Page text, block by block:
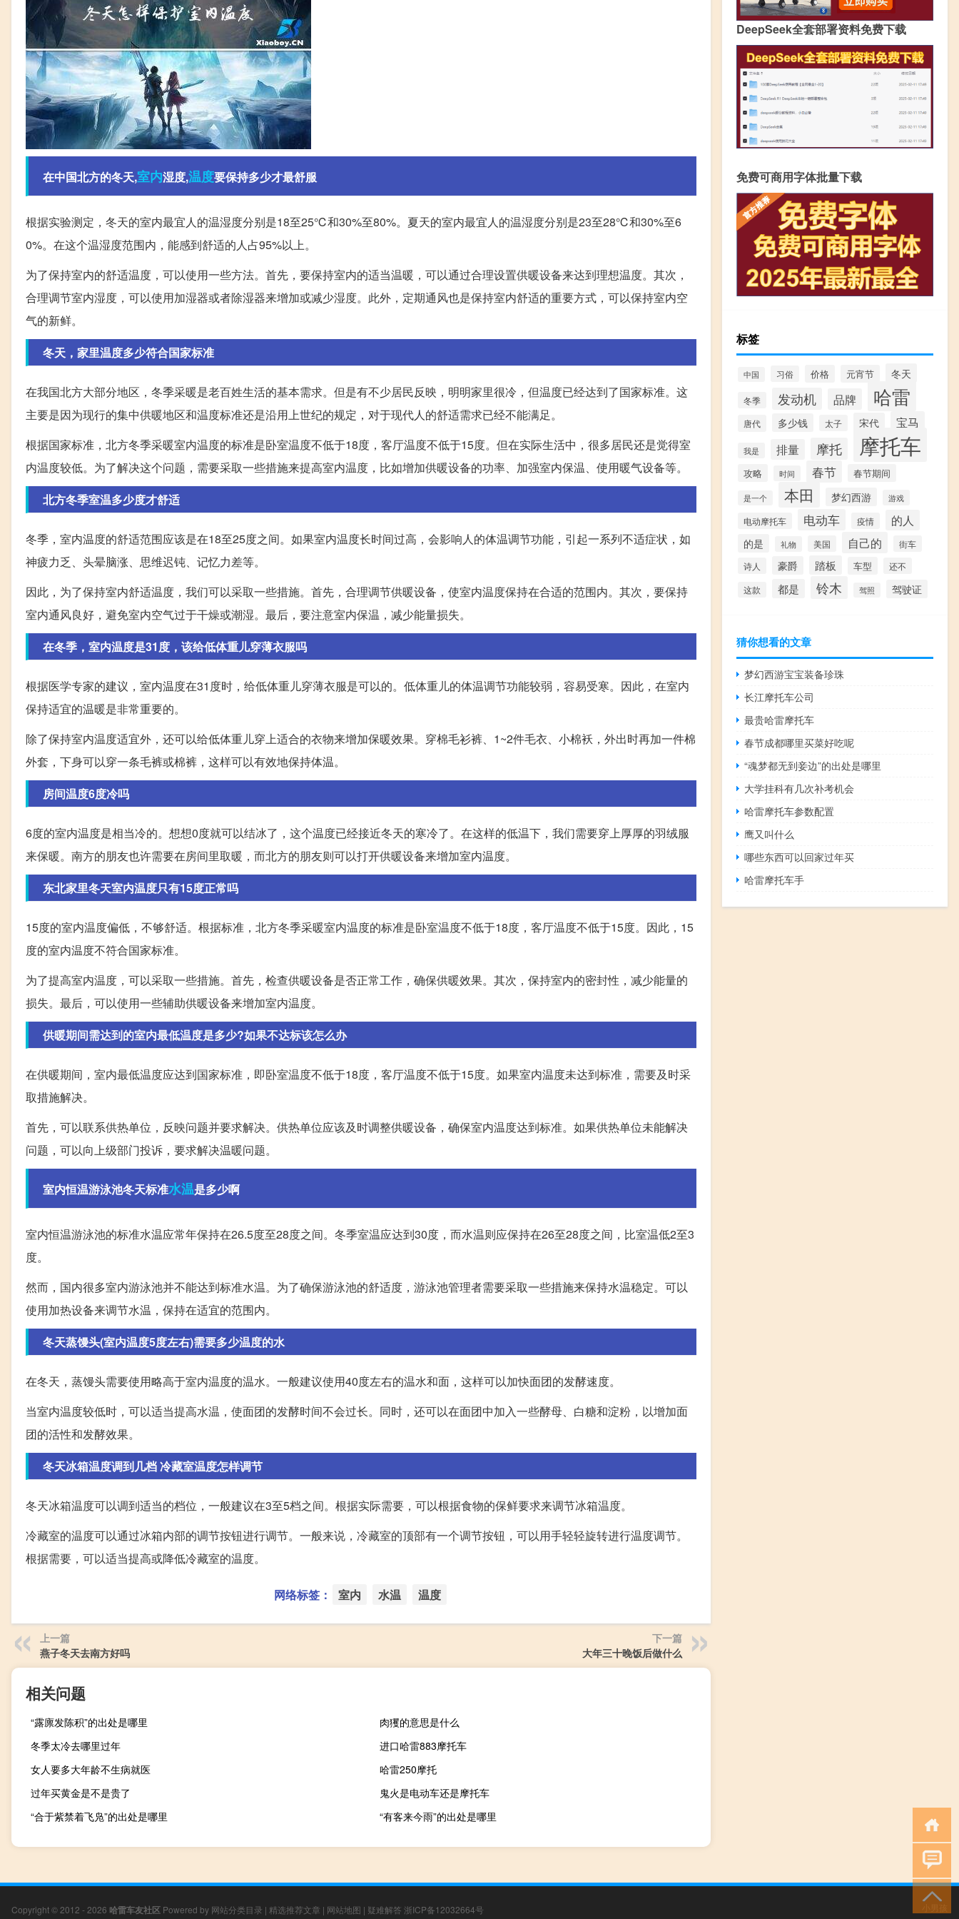
在中国北方的冬天,室内湿度,温度要保持多少才最舒服
根据实验测定，冬天的室内最宜人的温湿度分别是18至25℃和30%至80%。夏天的室内最宜人的温湿度分别是23至28℃和30%至6
0%。在这个温湿度范围内，能感到舒适的人占95%以上。
为了保持室内的舒适温度，可以使用一些方法。首先，要保持室内的适当温暖，可以通过合理设置供暖设备来达到理想温度。其次，
合理调节室内湿度，可以使用加湿器或者除湿器来增加或减少湿度。此外，定期通风也是保持室内舒适的重要方式，可以保持室内空
气的新鲜。
冬天，家里温度多少符合国家标准
在我国北方大部分地区，冬季采暖是老百姓生活的基本需求。但是有不少居民反映，明明家里很冷，但温度已经达到了国家标准。这
主要是因为现行的集中供暖地区和温度标准还是沿用上世纪的规定，对于现代人的舒适需求已经不能满足。
根据国家标准，北方冬季采暖室内温度的标准是卧室温度不低于18度，客厅温度不低于15度。但在实际生活中，很多居民还是觉得室
内温度较低。为了解决这个问题，需要采取一些措施来提高室内温度，比如增加供暖设备的功率、加强室内保温、使用暖气设备等。
北方冬季室温多少度才舒适
冬季，室内温度的舒适范围应该是在18至25度之间。如果室内温度长时间过高，会影响人的体温调节功能，引起一系列不适症状，如
神疲力乏、头晕脑涨、思维迟钝、记忆力差等。
因此，为了保持室内舒适温度，我们可以采取一些措施。首先，合理调节供暖设备，使室内温度保持在合适的范围内。其次，要保持
室内通风良好，避免室内空气过于干燥或潮湿。最后，要注意室内保温，减少能量损失。
在冬季，室内温度是31度，该给低体重儿穿薄衣服吗
根据医学专家的建议，室内温度在31度时，给低体重儿穿薄衣服是可以的。低体重儿的体温调节功能较弱，容易受寒。因此，在室内
保持适宜的温暖是非常重要的。
除了保持室内温度适宜外，还可以给低体重儿穿上适合的衣物来增加保暖效果。穿棉毛衫裤、1~2件毛衣、小棉袄，外出时再加一件棉
外套，下身可以穿一条毛裤或棉裤，这样可以有效地保持体温。
房间温度6度冷吗
6度的室内温度是相当冷的。想想0度就可以结冰了，这个温度已经接近冬天的寒冷了。在这样的低温下，我们需要穿上厚厚的羽绒服
来保暖。南方的朋友也许需要在房间里取暖，而北方的朋友则可以打开供暖设备来增加室内温度。
东北家里冬天室内温度只有15度正常吗
15度的室内温度偏低，不够舒适。根据标准，北方冬季采暖室内温度的标准是卧室温度不低于18度，客厅温度不低于15度。因此，15
度的室内温度不符合国家标准。
为了提高室内温度，可以采取一些措施。首先，检查供暖设备是否正常工作，确保供暖效果。其次，保持室内的密封性，减少能量的
损失。最后，可以使用一些辅助供暖设备来增加室内温度。
供暖期间需达到的室内最低温度是多少?如果不达标该怎么办
在供暖期间，室内最低温度应达到国家标准，即卧室温度不低于18度，客厅温度不低于15度。如果室内温度未达到标准，需要及时采
取措施解决。
首先，可以联系供热单位，反映问题并要求解决。供热单位应该及时调整供暖设备，确保室内温度达到标准。如果供热单位未能解决
问题，可以向上级部门投诉，要求解决温暖问题。
室内恒温游泳池冬天标准水温是多少啊
室内恒温游泳池的标准水温应常年保持在26.5度至28度之间。冬季室温应达到30度，而水温则应保持在26至28度之间，比室温低2至3
度。
然而，国内很多室内游泳池并不能达到标准水温。为了确保游泳池的舒适度，游泳池管理者需要采取一些措施来保持水温稳定。可以
使用加热设备来调节水温，保持在适宜的范围内。
冬天蒸馒头(室内温度5度左右)需要多少温度的水
在冬天，蒸馒头需要使用略高于室内温度的温水。一般建议使用40度左右的温水和面，这样可以加快面团的发酵速度。
当室内温度较低时，可以适当提高水温，使面团的发酵时间不会过长。同时，还可以在面团中加入一些酵母、白糖和淀粉，以增加面
团的活性和发酵效果。
冬天冰箱温度调到几档 冷藏室温度怎样调节
冬天冰箱温度可以调到适当的档位，一般建议在3至5档之间。根据实际需要，可以根据食物的保鲜要求来调节冰箱温度。
冷藏室的温度可以通过冰箱内部的调节按钮进行调节。一般来说，冷藏室的顶部有一个调节按钮，可以用手轻轻旋转进行温度调节。
根据需要，可以适当提高或降低冷藏室的温度。
网络标签： 室内 水温 温度
上一篇
燕子冬天去南方好吗
下一篇
大年三十晚饭后做什么
相关问题
“露廪发陈积”的出处是哪里
肉玃的意思是什么
冬季太冷去哪里过年
进口哈雷883摩托车
女人要多大年龄不生病就医
哈雷250摩托
过年买黄金是不是贵了
鬼火是电动车还是摩托车
“合于紫禁着飞凫”的出处是哪里
“有客来今雨”的出处是哪里
DeepSeek全套部署资料免费下载
免费可商用字体批量下载
标签
中国 习俗 价格 元宵节 冬天
冬季 发动机 品牌 哈雷
唐代 多少钱 太子 宋代 宝马
我是 排量 摩托 摩托车
攻略 时间 春节 春节期间
是一个 本田 梦幻西游 游戏
电动摩托车 电动车 疫情 的人
的是 礼物 美国 自己的
街车
诗人
豪爵 踏板 车型 还不
这款 都是 铃木 驾照 驾驶证
猜你想看的文章
梦幻西游宝宝装备珍珠
长江摩托车公司
最贵哈雷摩托车
春节成都哪里买菜好吃呢
“魂梦都无到妾边”的出处是哪里
大学挂科有几次补考机会
哈雷摩托车参数配置
鹰又叫什么
哪些东西可以回家过年买
哈雷摩托车手
Copyright © 2012 - 2026 哈雷车友社区 Powered by 网站分类目录 | 精选推荐文章 | 网站地图 | 疑难解答 浙ICP备12032664号